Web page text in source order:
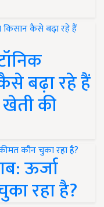
बढ़ा रहे हैं
की
ऊर्जा
रहा है?